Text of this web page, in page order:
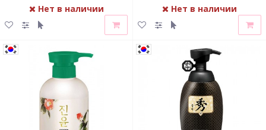
Нет в наличии Нет в наличии